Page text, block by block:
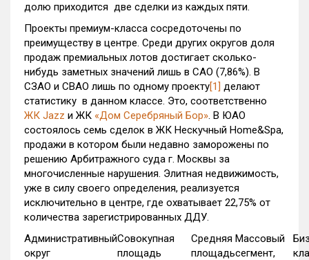
долю приходится две сделки из каждых пяти.
Проекты премиум-класса сосредоточены по
преимуществу в центре. Среди других округов доля
продаж премиальных лотов достигает сколько-
нибудь заметных значений лишь в САО (7,86%). В
СЗАО и СВАО лишь по одному проекту[1] делают
статистику в данном классе. Это, соответственно
ЖК Jazz и ЖК «Дом Серебряный Бор». В ЮАО
состоялось семь сделок в ЖК Нескучный Home&Spa,
продажи в котором были недавно заморожены по
решению Арбитражного суда г. Москвы за
многочисленные нарушения. Элитная недвижимость,
уже в силу своего определения, реализуется
исключительно в центре, где охватывает 22,75% от
количества зарегистрированных ДДУ.
Административный
округ
Совокупная
площадь
Средняя
площадь
Массовый
сегмент,